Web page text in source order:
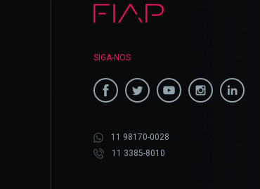
SIGA-NOS
11 98170-0028
11 3385-8010